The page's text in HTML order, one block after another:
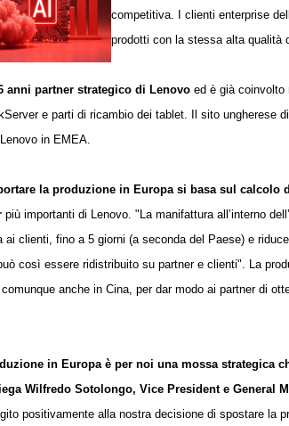
competitiva. I clienti enterprise
prodotti con la stessa alta qualità
anni partner strategico di Lenovo ed è già coinvolto
e parti di ricambio dei tablet. Il sito ungherese
in EMEA.
la produzione in Europa si basa sul
più importanti di Lenovo. "La manifattura all’interno
ai clienti, fino a 5 giorni (a seconda del Paese) e
così essere ridistribuito su partner e clienti". La
anche in Cina, per dar modo ai partner di
in Europa è per noi una mossa strategica
Wilfredo Sotolongo, Vice President e General
positivamente alla nostra decisione di spostare la